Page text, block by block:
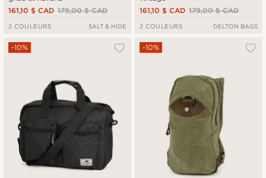
179,00 $ CAD
161,10 $ CAD
2 COULEURS SALT & HIDE
179,00 $ CAD
161,10 $ CAD
2 COULEURS DELTON BAGS
-10% -10%